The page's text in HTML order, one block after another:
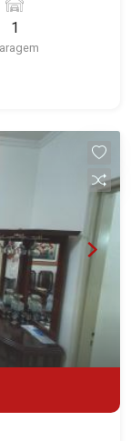
-
armários e
social -
Venda,
Fiúsa,
1